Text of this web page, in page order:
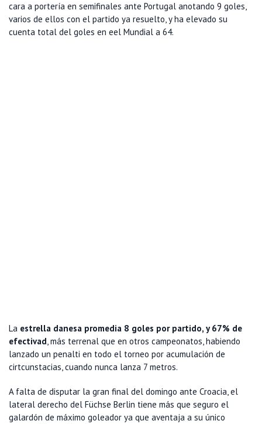
cara a portería en semifinales ante Portugal anotando 9 goles,
varios de ellos con el partido ya resuelto, y ha elevado su
cuenta total del goles en eel Mundial a 64.
La estrella danesa promedia 8 goles por partido, y 67% de
efectivad, más terrenal que en otros campeonatos, habiendo
lanzado un penalti en todo el torneo por acumulación de
cirtcunstacias, cuando nunca lanza 7 metros.
A falta de disputar la gran final del domingo ante Croacia, el
lateral derecho del Füchse Berlin tiene más que seguro el
galardón de máximo goleador ya que aventaja a su único